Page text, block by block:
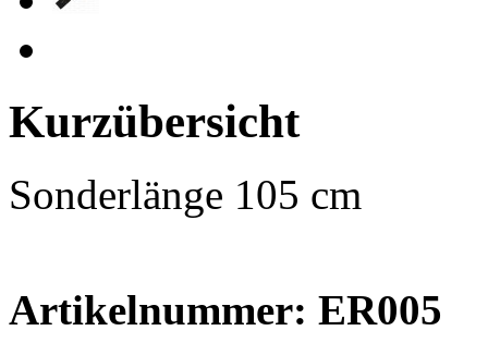
Kurzübersicht
Sonderlänge 105 cm
Artikelnummer: ER005